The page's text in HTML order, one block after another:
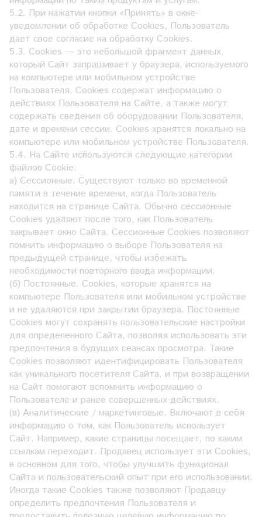
5.2. При нажатии кнопки «Принять» в окне-
уведомлении об обработке Cookies, Пользователь
дает свое согласие на обработку Сookies.
5.3. Сookies — это небольшой фрагмент данных,
который Сайт запрашивает у браузера, используемого
на компьютере или мобильном устройстве
Пользователя. Cookies содержат информацию о
действиях Пользователя на Сайте, а также могут
содержать сведения об оборудовании Пользователя,
дате и времени сессии. Сookies хранятся локально на
компьютере или мобильном устройстве Пользователя.
5.4. На Сайте используются следующие категории
файлов Cookie:
а) Сессионные. Существуют только во временной
памяти в течение времени, когда Пользователь
находится на странице Сайта. Обычно сессионные
Cookies удаляют после того, как Пользователь
закрывает окно Сайта. Сессионные Cookies позволяют
помнить информацию о выборе Пользователя на
предыдущей странице, чтобы избежать
необходимости повторного ввода информации.
(б) Постоянные. Сookies, которые хранятся на
компьютере Пользователя или мобильном устройстве
и не удаляются при закрытии браузера. Постоянные
Сookies могут сохранять пользовательские настройки
для определенного Сайта, позволяя использовать эти
предпочтения в будущих сеансах просмотра. Такие
Cookies позволяют идентифицировать Пользователя
как уникального посетителя Сайта, и при возвращении
на Сайт помогают вспомнить информацию о
Пользователе и ранее совершенных действиях.
(в) Аналитические / маркетинговые. Включают в себя
информацию о том, как Пользователь использует
Сайт. Например, какие страницы посещает, по каким
ссылкам переходит. Продавец использует эти Cookies,
в основном для того, чтобы улучшить функционал
Сайта и пользовательский опыт при его использовании.
Иногда такие Cookies также позволяют Продавцу
определить предпочтения Пользователя и